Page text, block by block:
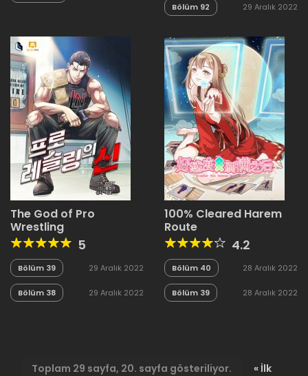
Bölüm 92 29 Aralık 2022
The God of Pro
Wrestling
5
Bölüm 39 29 Aralık 2022
Bölüm 38 29 Aralık 2022
100% Cleared Harem
Route
4.2
Bölüm 40 28 Aralık 2022
Bölüm 39 28 Aralık 2022
Toplam 29 sayfa, 20. sayfa gösteriliyor.
« İlk